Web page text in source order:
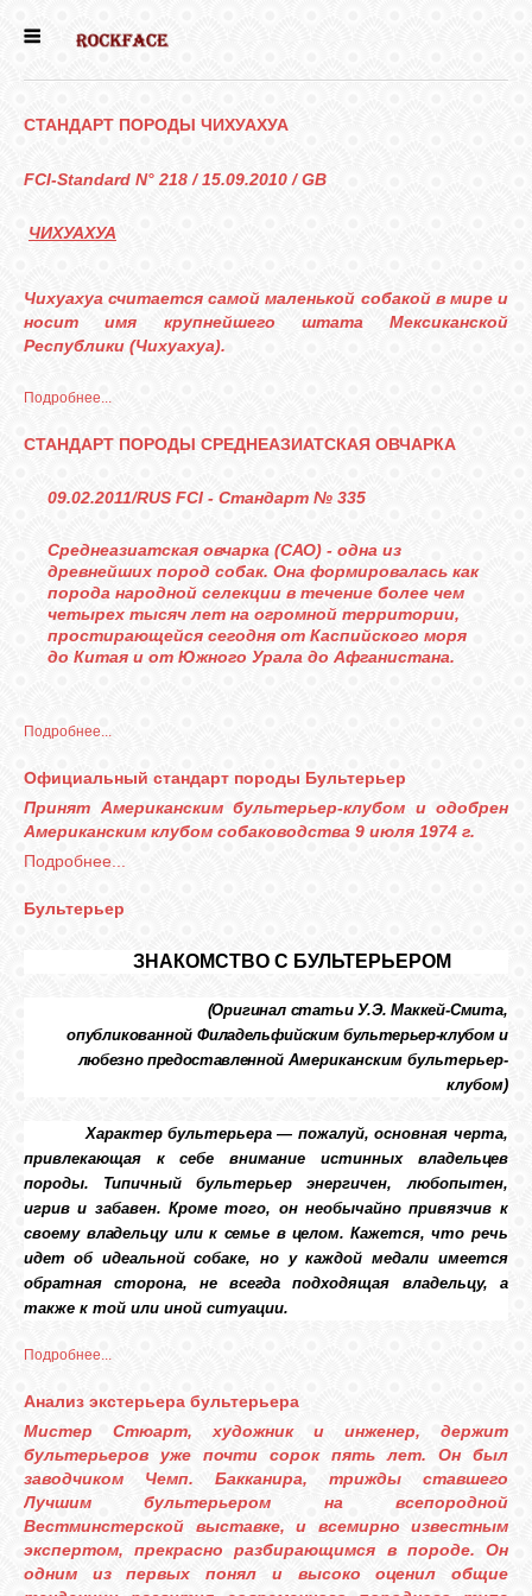
ДЕВОЧКИ
ПОЧИТАТЬ
СВЯЗЬ
VK
FACEBOOK
СТАНДАРТ ПОРОДЫ ЧИХУАХУА
FCI-Standard N° 218 / 15.09.2010 / GB
ЧИХУАХУА
Чихуахуа считается самой маленькой собакой в мире и
носит имя крупнейшего штата Мексиканской
Республики (Чихуахуа).
Подробнее...
СТАНДАРТ ПОРОДЫ СРЕДНЕАЗИАТСКАЯ ОВЧАРКА
09.02.2011/RUS FCI - Cтандарт № 335
Среднеазиатская овчарка (САО) - одна из
древнейших пород собак. Она формировалась как
порода народной селекции в течение более чем
четырех тысяч лет на огромной территории,
простирающейся сегодня от Каспийского моря
до Китая и от Южного Урала до Афганистана.
Подробнее...
Официальный стандарт породы Бультерьер
Принят Американским бультерьер-клубом и одобрен
Американским клубом собаководства 9 июля 1974 г.
Подробнее...
Бультерьер
ЗНАКОМСТВО С БУЛЬТЕРЬЕРОМ
(Оригинал статьи У.Э. Маккей-Смита,
опубликованной Филадельфийским бультерьер-клубом и
любезно предоставленной Американским бультерьер-
клубом)
Характер бультерьера — пожалуй, основная черта,
привлекающая к себе внимание истинных владельцев
породы. Типичный бультерьер энергичен, любопытен,
игрив и забавен. Кроме того, он необычайно привязчив к
своему владельцу или к семье в целом. Кажется, что речь
идет об идеальной собаке, но у каждой медали имеется
обратная сторона, не всегда подходящая владельцу, а
также к той или иной ситуации.
Подробнее...
Анализ экстерьера бультерьера
Мистер Стюарт, художник и инженер, держит
бультерьеров уже почти сорок пять лет. Он был
заводчиком Чемп. Бакканира, трижды ставшего
Лучшим бультерьером на всепородной
Вестминстерской выставке, и всемирно известным
экспертом, прекрасно разбирающимся в породе. Он
одним из первых понял и высоко оценил общие